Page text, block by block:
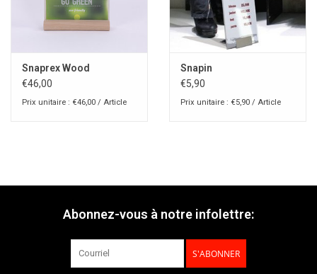
Snaprex Wood
€46,00
Prix unitaire : €46,00 / Article
Snapin
€5,90
Prix unitaire : €5,90 / Article
Abonnez-vous à notre infolettre:
S'ABONNER